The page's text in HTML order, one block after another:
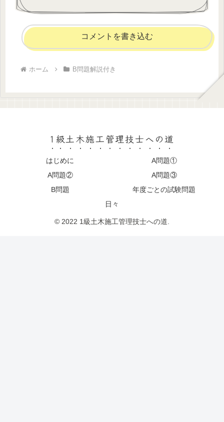
コメントを書き込む
ホーム B問題解説付き
1級土木施工管理技士への道
はじめに
A問題①
A問題②
A問題③
B問題
年度ごとの試験問題
日々
© 2022 1級土木施工管理技士への道.